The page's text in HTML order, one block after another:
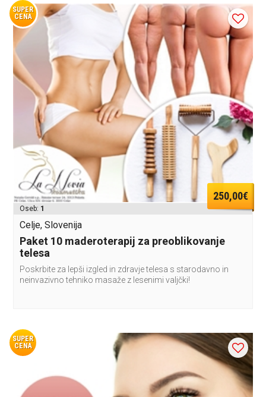
SUPER
CENA
250,00€
Oseb: 1
Celje, Slovenija
Paket 10 maderoterapij za preoblikovanje
telesa
Poskrbite za lepši izgled in zdravje telesa s starodavno in
neinvazivno tehniko masaže z lesenimi valjčki!
SUPER
CENA